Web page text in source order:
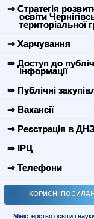
⇒ Стратегія
освіти
територіальної
⇒ Харчування
⇒ Доступ до
інформації
⇒ Публічні
⇒ Вакансії
⇒ Реєстрація в ДНЗ
⇒ ІРЦ
⇒ Телефони
КОРИСНІ
Міністерство освіти і